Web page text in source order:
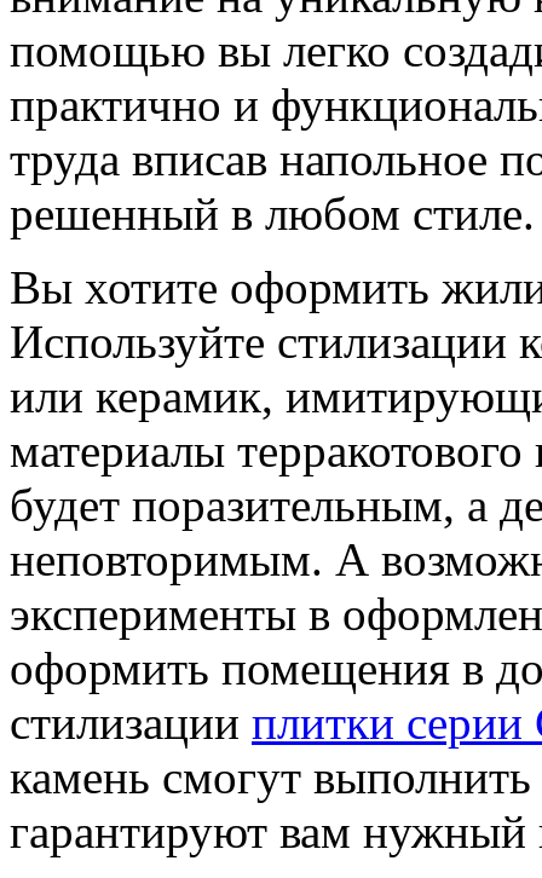
помощью вы легко
практично и
труда вписав напольное
решенный в любом стиле.
Вы хотите оформить
Используйте стилизации
или керамик,
материалы
будет поразительным, а
неповторимым. А
эксперименты в
оформить помещения в
стилизации плитки серии
камень смогут
гарантируют вам нужный